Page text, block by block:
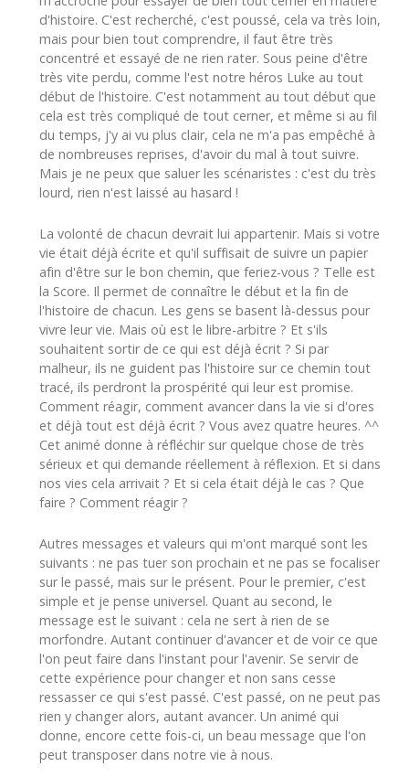
d'histoire. C'est recherché, c'est poussé, cela va très loin,
mais pour bien tout comprendre, il faut être très
concentré et essayé de ne rien rater. Sous peine d'être
très vite perdu, comme l'est notre héros Luke au tout
début de l'histoire. C'est notamment au tout début que
cela est très compliqué de tout cerner, et même si au fil
du temps, j'y ai vu plus clair, cela ne m'a pas empêché à
de nombreuses reprises, d'avoir du mal à tout suivre.
Mais je ne peux que saluer les scénaristes : c'est du très
lourd, rien n'est laissé au hasard !
La volonté de chacun devrait lui appartenir. Mais si votre
vie était déjà écrite et qu'il suffisait de suivre un papier
afin d'être sur le bon chemin, que feriez-vous ? Telle est
la Score. Il permet de connaître le début et la fin de
l'histoire de chacun. Les gens se basent là-dessus pour
vivre leur vie. Mais où est le libre-arbitre ? Et s'ils
souhaitent sortir de ce qui est déjà écrit ? Si par
malheur, ils ne guident pas l'histoire sur ce chemin tout
tracé, ils perdront la prospérité qui leur est promise.
Comment réagir, comment avancer dans la vie si d'ores
et déjà tout est déjà écrit ? Vous avez quatre heures. ^^
Cet animé donne à réfléchir sur quelque chose de très
sérieux et qui demande réellement à réflexion. Et si dans
nos vies cela arrivait ? Et si cela était déjà le cas ? Que
faire ? Comment réagir ?
Autres messages et valeurs qui m'ont marqué sont les
suivants : ne pas tuer son prochain et ne pas se focaliser
sur le passé, mais sur le présent. Pour le premier, c'est
simple et je pense universel. Quant au second, le
message est le suivant : cela ne sert à rien de se
morfondre. Autant continuer d'avancer et de voir ce que
l'on peut faire dans l'instant pour l'avenir. Se servir de
cette expérience pour changer et non sans cesse
ressasser ce qui s'est passé. C'est passé, on ne peut pas
rien y changer alors, autant avancer. Un animé qui
donne, encore cette fois-ci, un beau message que l'on
peut transposer dans notre vie à nous.